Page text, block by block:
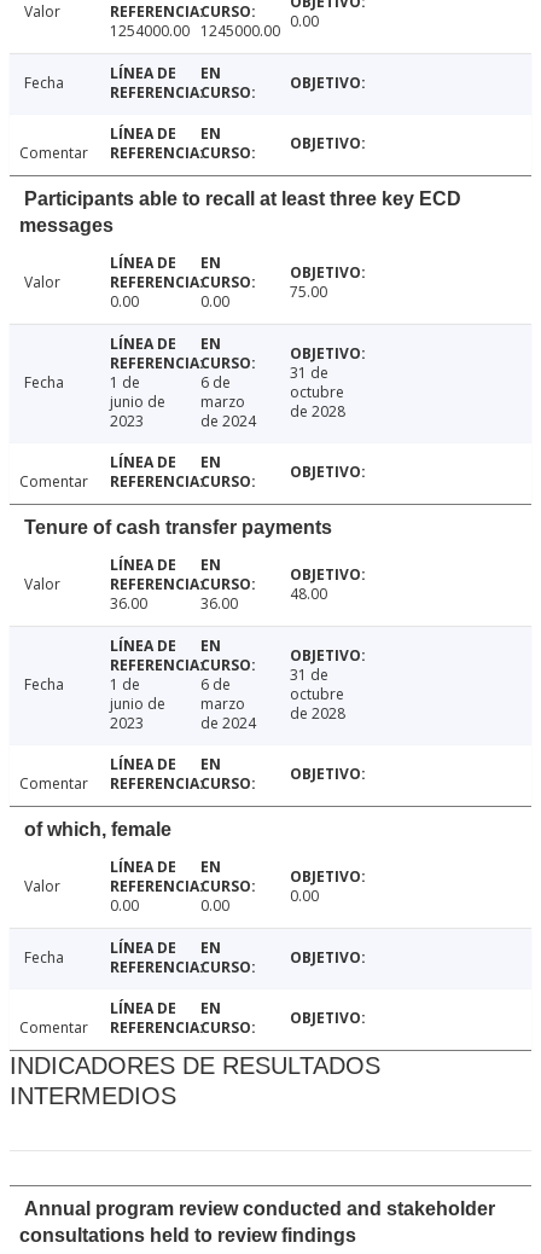
Valor
1254000.00
1245000.00 0.00
Fecha
Comentar
Participants able to recall at least three key ECD
messages
Valor
0.00
0.00 75.00
Fecha
1 de
junio de
2023
6 de
marzo
de 2024
31 de
octubre
de 2028
Comentar
Tenure of cash transfer payments
Valor
36.00
36.00 48.00
Fecha
1 de
junio de
2023
6 de
marzo
de 2024
31 de
octubre
de 2028
Comentar
of which, female
Valor
0.00
0.00 0.00
Fecha
Comentar
INDICADORES DE RESULTADOS
INTERMEDIOS
Annual program review conducted and stakeholder
consultations held to review findings